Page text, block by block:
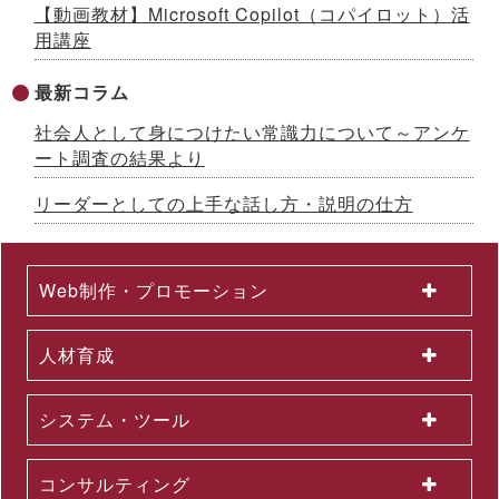
座開始
2026.07.10
「インソースグループ統合報告書2025」発行のお知らせ ～AI
時代の成長戦略を様々な観点で解説
成果が出るまで伴走する、Forward Deployed型コンサルタン
ト養成研修を開発 ～26年７月から公開講座で提供
2026.07.03
国土交通省採択の二地域居住事業に参画、新たな人流創出へ～
「白川町二地域居住促進コンソーシアム」協定締結のお知らせ
2026.07.01
2026年６月度KPI（業績指標）進捗状況
2026.06.12
待値の理解」を軸に、７月から新たに３研修を公開講座で開催
2026.06.08
催 ～問題意識調査結果から、日本企業における課題を読み解く
2026.06.03
＜第３弾＞「AI活用を１億人に」交通広告を６月より大幅拡大
～東名阪エリアの主要路線にて、教育による業務へのAI活用支
援を力強く訴求
【動画教材】Microsoft Copilot（コパイロット）活
用講座
最新コラム
社会人として身につけたい常識力について～アンケ
ート調査の結果より
リーダーとしての上手な話し方・説明の仕方
Web制作・プロモーション
人材育成
システム・ツール
コンサルティング